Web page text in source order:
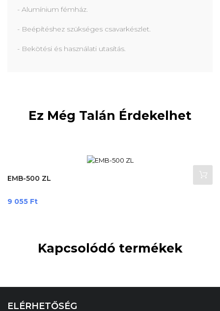
- Alumínium fémház.
- Beépítéshez szükséges csavarkészlet.
- Bekötési és használati utasítás.
Ez Még Talán Érdekelhet
EMB-500 ZL
Ár
9 055 Ft
Kapcsolódó termékek
ELÉRHETŐSÉG